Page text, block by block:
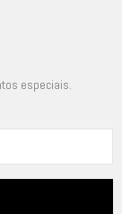
especiais.